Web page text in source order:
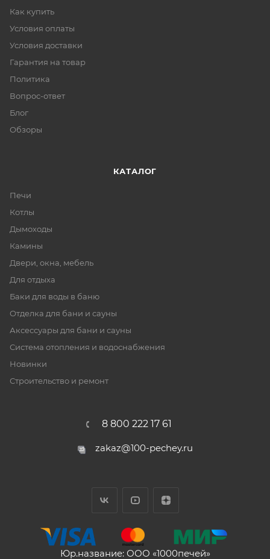
Как купить
Условия оплаты
Условия доставки
Гарантия на товар
Политика
Вопрос-ответ
Блог
Обзоры
КАТАЛОГ
Печи
Котлы
Дымоходы
Камины
Двери, окна, мебель
Для отдыха
Баки для воды в баню
Отделка для бани и сауны
Аксессуары для бани и сауны
Система отопления и водоснабжения
Новинки
Строительство и ремонт
8 800 222 17 61
zakaz@100-pechey.ru
Юр.название: ООО «1000печей»